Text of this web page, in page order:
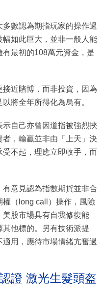
多數認為期指玩家的操作過
如此巨大，並非一般人能
最初的108萬元資金，是
近賭博，而非投資，因為
將全年所得化為烏有。
自己亦曾因道指被強烈挾
，輸贏並非由「上天」決
不起，理應立即收手，而
意見認為指數期貨並非合
（long call）操作，風險
美股市場具有自我修復能
他標的。另有技術派提
用，應待市場情緒亢奮過
證 激光生髮頭盔